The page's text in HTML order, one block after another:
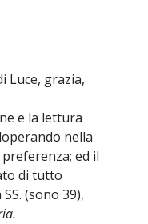
Luce, grazia,
e la lettura
nella
ed il
di tutto
(sono 39),